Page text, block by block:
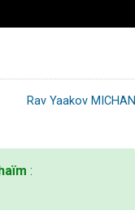
Rav Yaakov MICHAN
: